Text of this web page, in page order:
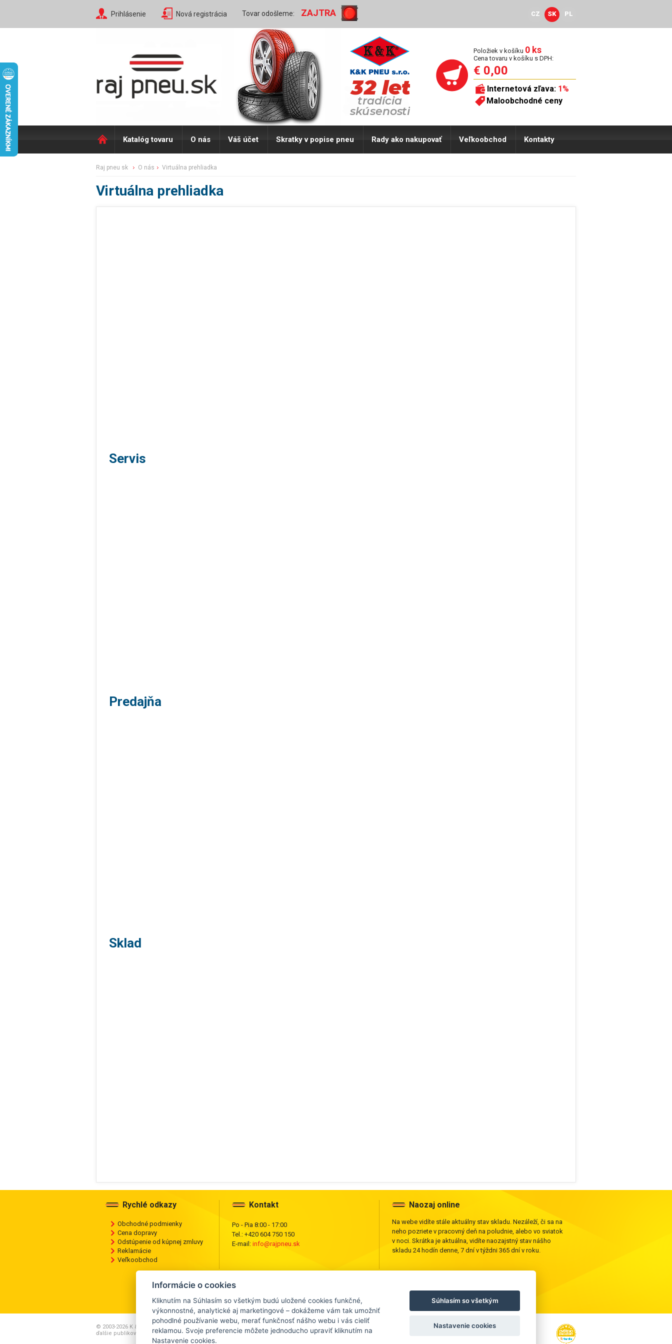
Prihlásenie Nová registrácia Tovar odošleme: ZAJTRA CZ SK PL
Položiek v košíku 0 ks
Cena tovaru v košíku s DPH:
€ 0,00
Internetová zľava: 1%
Maloobchodné ceny
Katalóg tovaru O nás Váš účet Skratky v popise pneu Rady ako nakupovať Veľkoobchod Kontakty
raj pneu sk o nás virtuálna prehliadka
Virtuálna prehliadka
Servis
Predajňa
Sklad
Rychlé odkazy
Obchodné podmienky
Cena dopravy
Odstúpenie od kúpnej zmluvy
Reklamácie
Veľkoobchod
Kontakt
Po - Pia 8:00 - 17:00
Tel.: +420 604 750 150
E-mail: info@rajpneu.sk
Naozaj online
Na webe vidíte stále aktuálny stav skladu. Nezáleží, či sa na
neho pozriete v pracovný deň na poludnie, alebo vo sviatok
v noci. Skrátka je aktuálna, vidíte naozajstný stav nášho
skladu 24 hodín denne, 7 dní v týždni 365 dní v roku.
© 2003-2026 K & K PNEU s.r.o., Akékoľvek kopírovanie,
ďalšie publikovanie alebo šírenie obsahu tohto webu je zakázané.
Informácie o cookies
Kliknutím na Súhlasím so všetkým budú uložené cookies funkčné,
výkonnostné, analytické aj marketingové – dokážeme vám tak umožniť
pohodlné používanie webu, merať funkčnosť nášho webu i vás cieliť
reklamou. Svoje preferencie môžete jednoducho upraviť kliknutím na
Nastavenie cookies.
Súhlasím so všetkým
Nastavenie cookies